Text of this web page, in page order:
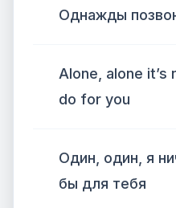
Однажды
Alone, alone it’s
do for you
Один, один, я
бы для тебя